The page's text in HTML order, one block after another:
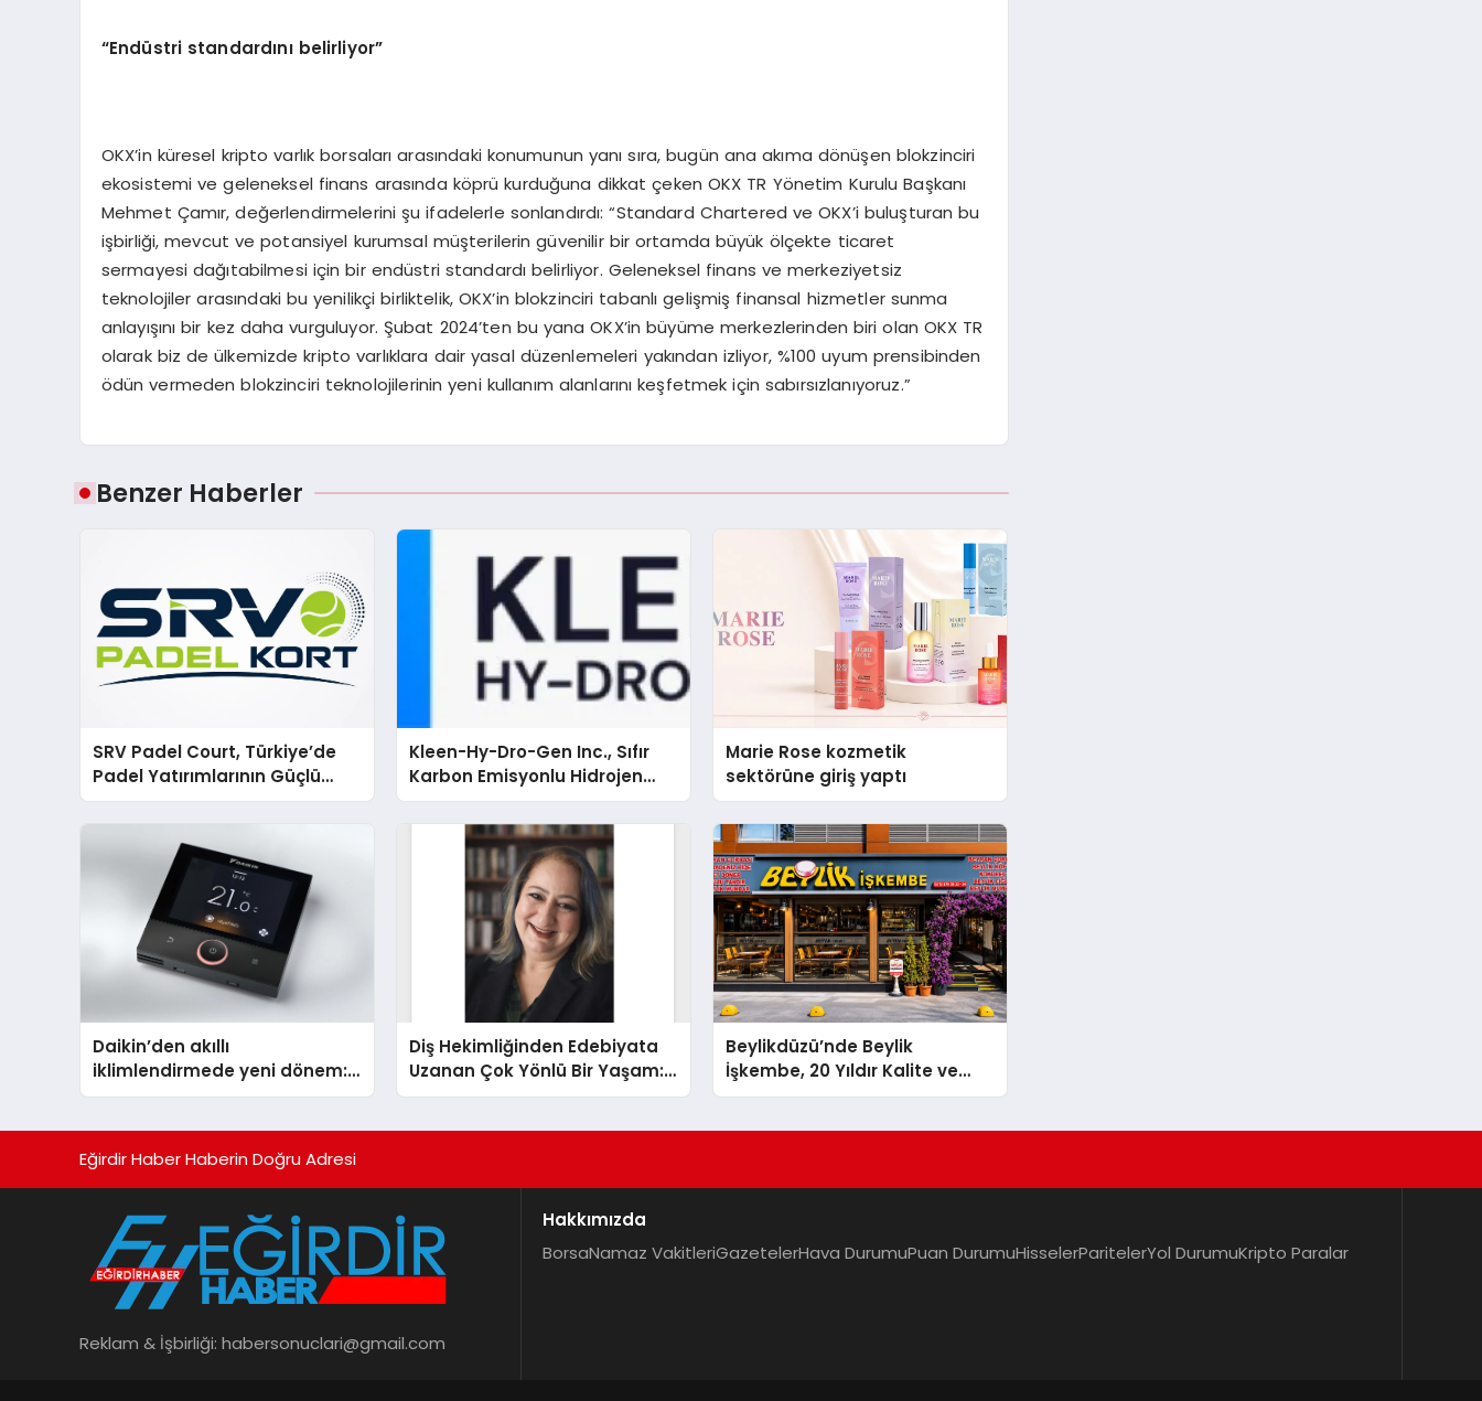
“Endüstri standardını belirliyor”
OKX’in küresel kripto varlık borsaları arasındaki konumunun yanı sıra, bugün ana akıma dönüşen blokzinciri
ekosistemi ve geleneksel finans arasında köprü kurduğuna dikkat çeken OKX TR Yönetim Kurulu Başkanı
Mehmet Çamır, değerlendirmelerini şu ifadelerle sonlandırdı: “Standard Chartered ve OKX’i buluşturan bu
işbirliği, mevcut ve potansiyel kurumsal müşterilerin güvenilir bir ortamda büyük ölçekte ticaret
sermayesi dağıtabilmesi için bir endüstri standardı belirliyor. Geleneksel finans ve merkeziyetsiz
teknolojiler arasındaki bu yenilikçi birliktelik, OKX’in blokzinciri tabanlı gelişmiş finansal hizmetler sunma
anlayışını bir kez daha vurguluyor. Şubat 2024’ten bu yana OKX’in büyüme merkezlerinden biri olan OKX TR
olarak biz de ülkemizde kripto varlıklara dair yasal düzenlemeleri yakından izliyor, %100 uyum prensibinden
ödün vermeden blokzinciri teknolojilerinin yeni kullanım alanlarını keşfetmek için sabırsızlanıyoruz.”
Benzer Haberler
SRV Padel Court, Türkiye’de
Padel Yatırımlarının Güçlü
Markası Olmayı Sürdürüyor
Kleen-Hy-Dro-Gen Inc., Sıfır
Karbon Emisyonlu Hidrojen
Isıtma Teknolojisinde ISO ve
TSSA Düzenleyici Onaylarını
Marie Rose kozmetik
sektörüne giriş yaptı
Daikin’den akıllı
iklimlendirmede yeni dönem:
Madoka Plus Türkiye’de
Diş Hekimliğinden Edebiyata
Uzanan Çok Yönlü Bir Yaşam:
Yeşim Şahin Yaman
Beylikdüzü’nde Beylik
İşkembe, 20 Yıldır Kalite ve
Lezzetin Değişmeyen Adresi
Eğirdir Haber Haberin Doğru Adresi
Reklam & İşbirliği: habersonuclari@gmail.com
Hakkımızda
BorsaNamaz VakitleriGazetelerHava DurumuPuan DurumuHisselerParitelerYol DurumuKripto Paralar